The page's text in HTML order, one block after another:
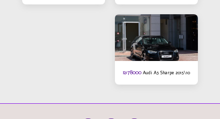
Audi A3 Sharpe 2015\10
₪78000